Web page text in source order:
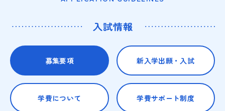
募集要項 新入学出願・入試
学費について 学費サポート制度